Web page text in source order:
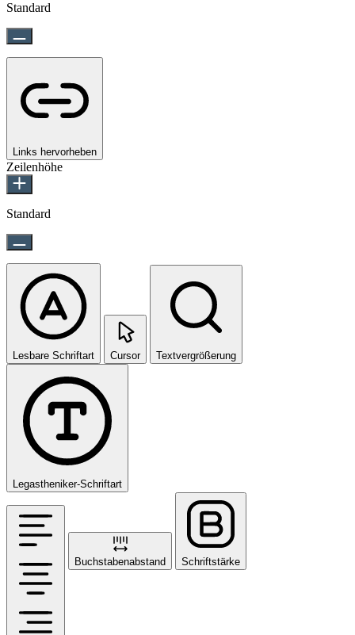
Standard
Links hervorheben
Zeilenhöhe
Standard
Lesbare Schriftart Cursor Textvergrößerung
Legastheniker-Schriftart
Buchstabenabstand Schriftstärke